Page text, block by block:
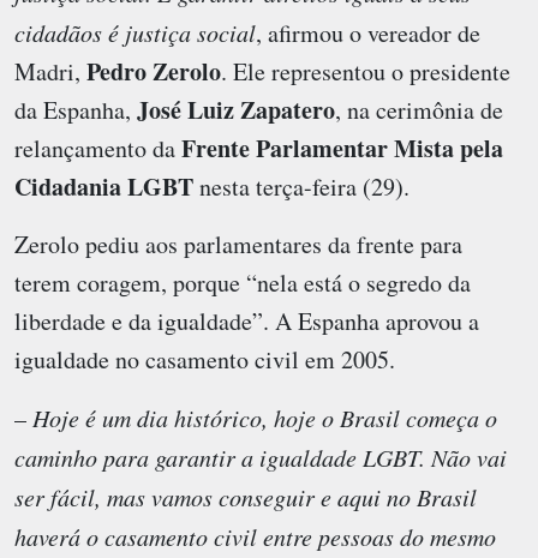
cidadãos é justiça social, afirmou o vereador de
Madri, Pedro Zerolo. Ele representou o presidente
da Espanha, José Luiz Zapatero, na cerimônia de
relançamento daFrente Parlamentar Mista pela
Cidadania LGBTnesta terça-feira (29).
Zerolo pediu aos parlamentares da frente para
terem coragem, porque “nela está o segredo da
liberdade e da igualdade”. A Espanha aprovou a
igualdade no casamento civil em 2005.
– Hoje é um dia histórico, hoje o Brasil começa o
caminho para garantir a igualdade LGBT. Não vai
ser fácil, mas vamos conseguir e aqui no Brasil
haverá o casamento civil entre pessoas do mesmo